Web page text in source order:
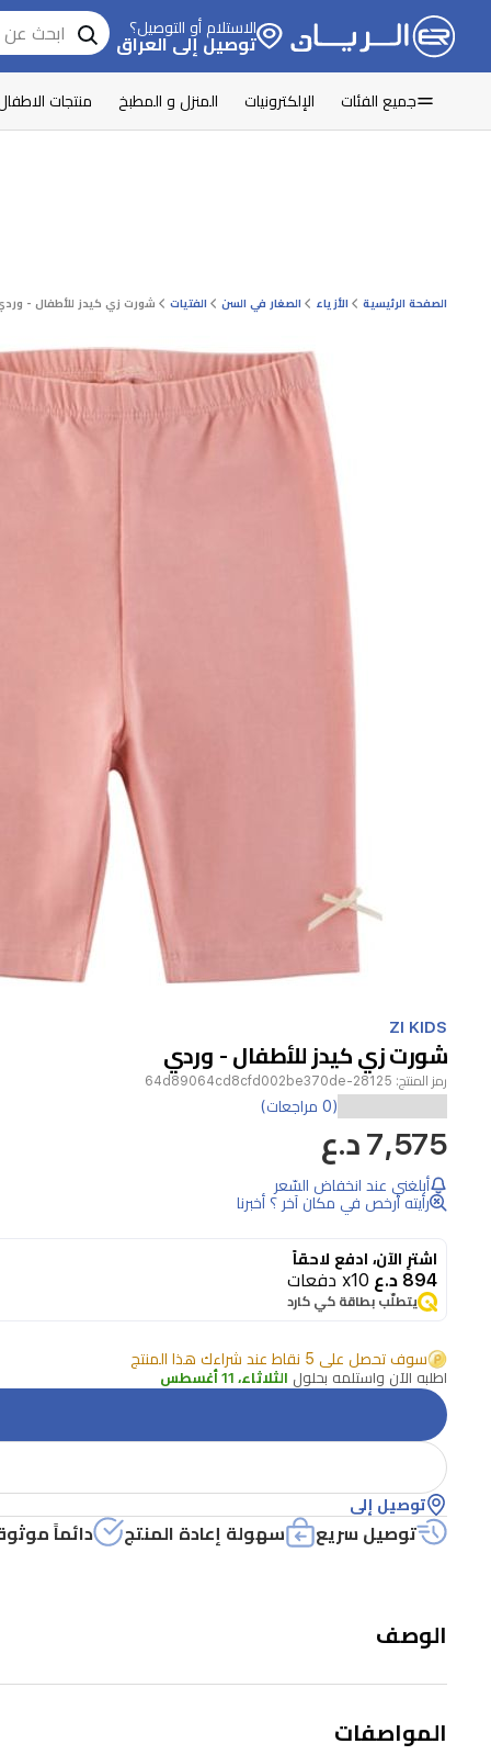
الاستلام أو التوصيل؟
توصيل إلى العراق
جميع الفئات الإلكترونيات المنزل و المطبخ منتجات
الصفحة الرئيسية الأزياء الصغار في السن الفتيات شورت زي كيدز للأطفال -
1
of
1
ZI KIDS
شورت زي كيدز للأطفال - وردي
رمز المنتج: 28125-64d89064cd8cfd002be370de
(0 مراجعات)
7,575 د.ع
أبلغني عند انخفاض السّعر
رأيته أرخص في مكان آخر ؟ أخبرنا
اشترِ الآن، ادفع لاحقاً
894 د.ع x10 دفعات
يتطلّب بطاقة كي كارد
سوف تحصل على 5 نقاط عند شراءك هذا المنتج
اطلبه الآن واستلمه بحلول الثلاثاء، 11 أغسطس
توصيل إلى
توصيل سريع سهولة إعادة المنتج دائماً
الوصف
المواصفات